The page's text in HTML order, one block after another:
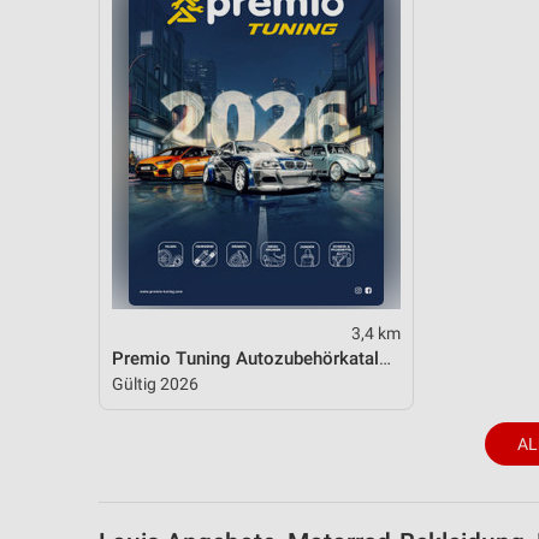
3,4 km
Premio Tuning Autozubehörkatalog 2026
Gültig 2026